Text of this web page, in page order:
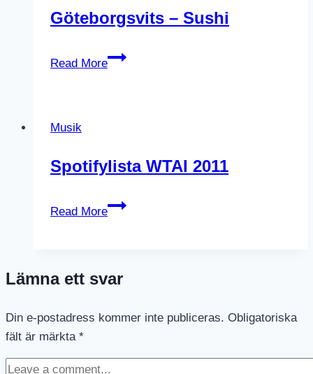
till!
Göteborgsvits – Sushi
Read More
Göteborgsvits
Musik
Spotifylista WTAI 2011
Read More
Spotifylista
Lämna ett svar
Din e-postadress kommer inte publiceras. Obligatoriska
fält är märkta *